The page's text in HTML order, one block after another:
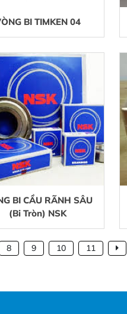
BI TIMKEN 04
BI CẦU RÃNH SÂU
(Bi Tròn) NSK
8 9 10 11